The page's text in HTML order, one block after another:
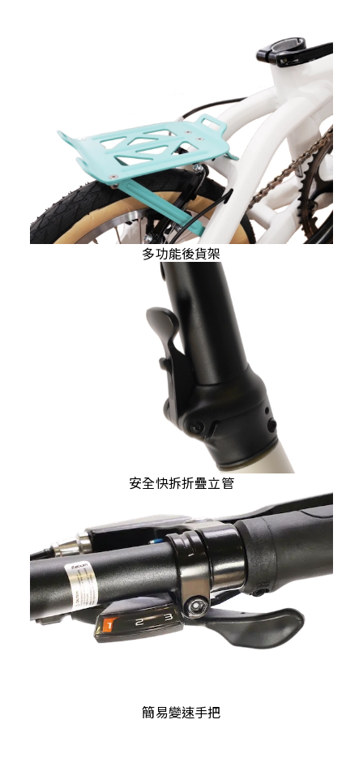
多功能後貨架
安全快拆折疊立管
簡易變速手把